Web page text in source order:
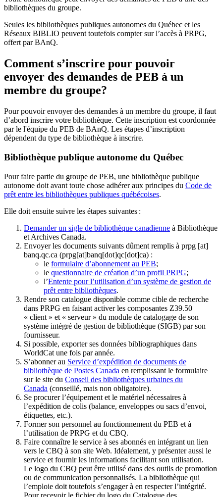
bibliothèques du groupe.
Seules les bibliothèques publiques autonomes du Québec et les
Réseaux BIBLIO peuvent toutefois compter sur l’accès à PRPG,
offert par BAnQ.
Comment s’inscrire pour pouvoir
envoyer des demandes de PEB à un
membre du groupe?
Pour pouvoir envoyer des demandes à un membre du groupe, il faut
d’abord inscrire votre bibliothèque. Cette inscription est coordonnée
par le l'équipe du PEB de BAnQ. Les étapes d’inscription
dépendent du type de bibliothèque à inscrire.
Bibliothèque publique autonome du Québec
Pour faire partie du groupe de PEB, une bibliothèque publique
autonome doit avant toute chose adhérer aux principes du Code de
prêt entre les bibliothèques publiques québécoises.
Elle doit ensuite suivre les étapes suivantes :
Demander un sigle de bibliothèque canadienne à Bibliothèque
et Archives Canada.
Envoyer les documents suivants dûment remplis à prpg [at]
banq.qc.ca (prpg[at]banq[dot]qc[dot]ca) :
le formulaire d’abonnement au PEB;
le questionnaire de création d’un profil PRPG;
l’Entente pour l’utilisation d’un système de gestion de
prêt entre bibliothèques.
Rendre son catalogue disponible comme cible de recherche
dans PRPG en faisant activer les composantes Z39.50
« client » et « serveur » du module de catalogage de son
système intégré de gestion de bibliothèque (SIGB) par son
fournisseur.
Si possible, exporter ses données bibliographiques dans
WorldCat une fois par année.
S’abonner au Service d’expédition de documents de
bibliothèque de Postes Canada en remplissant le formulaire
sur le site du Conseil des bibliothèques urbaines du
Canada (conseillé, mais non obligatoire).
Se procurer l’équipement et le matériel nécessaires à
l’expédition de colis (balance, enveloppes ou sacs d’envoi,
étiquettes, etc.).
Former son personnel au fonctionnement du PEB et à
l’utilisation de PRPG et du CBQ.
Faire connaître le service à ses abonnés en intégrant un lien
vers le CBQ à son site Web. Idéalement, y présenter aussi le
service et fournir les informations facilitant son utilisation.
Le logo du CBQ peut être utilisé dans des outils de promotion
ou de communication personnalisés. La bibliothèque qui
l’emploie doit toutefois s’engager à en respecter l’intégrité.
Pour recevoir le fichier du logo du Catalogue des